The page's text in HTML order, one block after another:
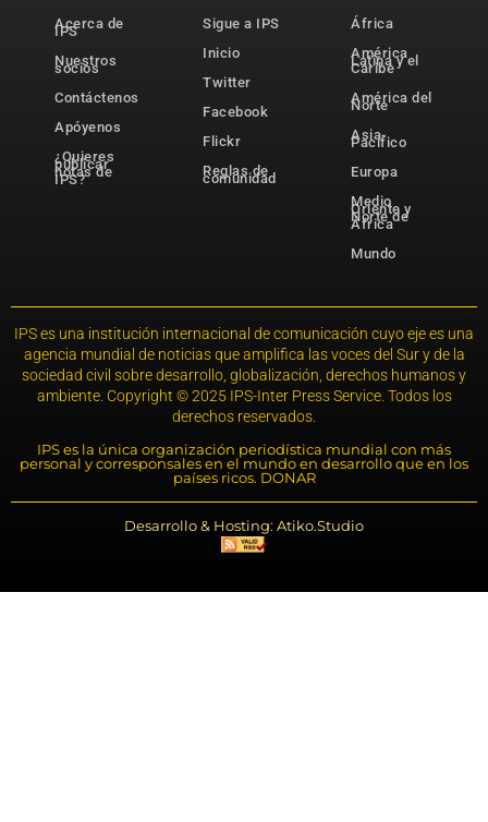
Acerca de
IPS
Nuestros
socios
Contáctenos
Apóyenos
¿Quieres
publicar
notas de
IPS?
Sigue a IPS
Inicio
Twitter
Facebook
Flickr
Reglas de
comunidad
África
América
Latina y el
Caribe
América del
Norte
Asia-
Pacífico
Europa
Medio
Oriente y
Norte de
África
Mundo
IPS es una institución internacional de comunicación cuyo eje es una
agencia mundial de noticias que amplifica las voces del Sur y de la
sociedad civil sobre desarrollo, globalización, derechos humanos y
ambiente. Copyright © 2025 IPS-Inter Press Service. Todos los
derechos reservados.
IPS es la única organización periodística mundial con más
personal y corresponsales en el mundo en desarrollo que en los
países ricos. DONAR
Desarrollo & Hosting: Atiko.Studio